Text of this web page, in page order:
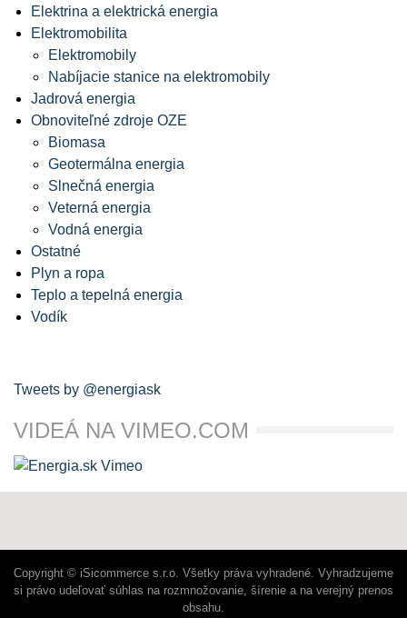
Elektrina a elektrická energia
Elektromobilita
Elektromobily
Nabíjacie stanice na elektromobily
Jadrová energia
Obnoviteľné zdroje OZE
Biomasa
Geotermálna energia
Slnečná energia
Veterná energia
Vodná energia
Ostatné
Plyn a ropa
Teplo a tepelná energia
Vodík
Tweets by @energiask
VIDEÁ NA VIMEO.COM
Copyright © iSicommerce s.r.o. Všetky práva vyhradené. Vyhradzujeme
si právo udeľovať súhlas na rozmnožovanie, šírenie a na verejný prenos
obsahu.